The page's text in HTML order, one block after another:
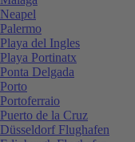
Neapel
Palermo
Playa del Ingles
Playa Portinatx
Ponta Delgada
Porto
Portoferraio
Puerto de la Cruz
Düsseldorf Flughafen